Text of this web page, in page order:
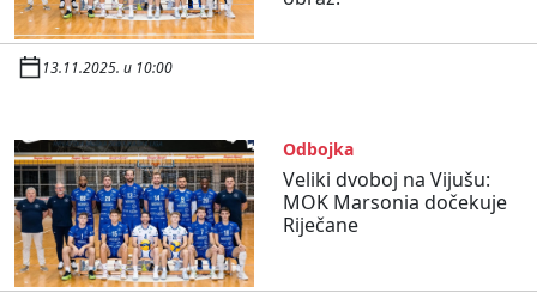
13.11.2025. u 10:00
Odbojka
Veliki dvoboj na Vijušu:
MOK Marsonia dočekuje
Riječane